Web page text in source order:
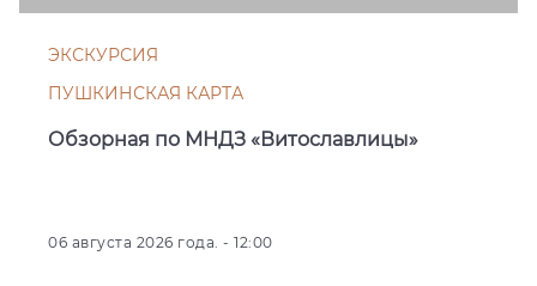
ЭКСКУРСИЯ
ПУШКИНСКАЯ КАРТА
Обзорная по МНДЗ «Витославлицы»
06 августа 2026 года. - 12:00